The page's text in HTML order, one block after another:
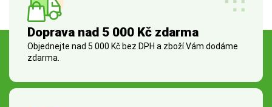
Doprava nad 5 000 Kč zdarma
Objednejte nad 5 000 Kč bez DPH a zboží Vám dodáme
zdarma.